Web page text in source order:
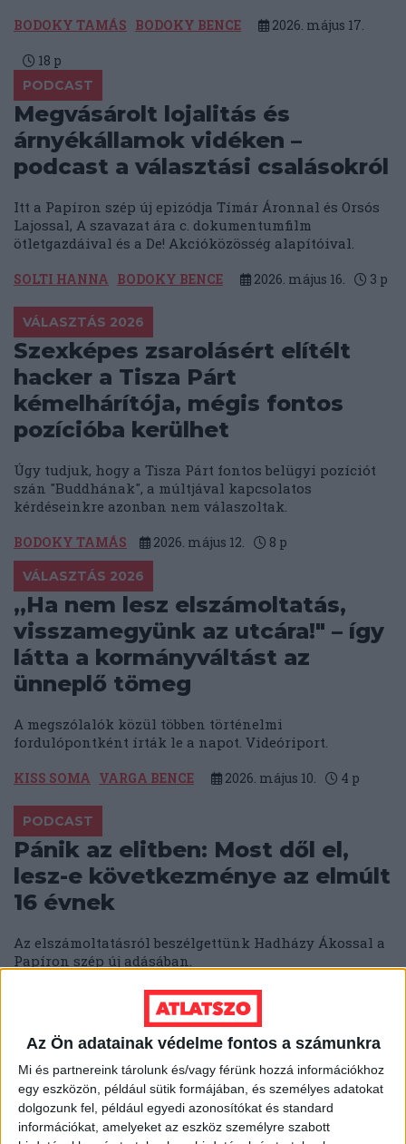
Az Ön adatainak védelme fontos a számunkra
Mi és partnereink tárolunk és/vagy férünk hozzá információkhoz
egy eszközön, például sütik formájában, és személyes adatokat
dolgozunk fel, például egyedi azonosítókat és standard
információkat, amelyeket az eszköz személyre szabott
BODOKY TAMÁS BODOKY BENCE 2026. május 17.
18 p
PODCAST
Megvásárolt lojalitás és
árnyékállamok vidéken –
podcast a választási csalásokról
Itt a Papíron szép új epizódja Tímár Áronnal és Orsós
Lajossal, A szavazat ára c. dokumentumfilm
ötletgazdáival és a De! Akcióközösség alapítóival.
SOLTI HANNA BODOKY BENCE 2026. május 16. 3 p
VÁLASZTÁS 2026
Szexképes zsarolásért elítélt
hacker a Tisza Párt
kémelhárítója, mégis fontos
pozícióba kerülhet
Úgy tudjuk, hogy a Tisza Párt fontos belügyi pozíciót
szán "Buddhának", a múltjával kapcsolatos
kérdéseinkre azonban nem válaszoltak.
BODOKY TAMÁS 2026. május 12. 8 p
VÁLASZTÁS 2026
„Ha nem lesz elszámoltatás,
visszamegyünk az utcára!" – így
látta a kormányváltást az
ünneplő tömeg
A megszólalók közül többen történelmi
fordulópontként írták le a napot. Videóriport.
KISS SOMA VARGA BENCE 2026. május 10. 4 p
PODCAST
Pánik az elitben: Most dől el,
lesz-e következménye az elmúlt
16 évnek
Az elszámoltatásról beszélgettünk Hadházy Ákossal a
Papíron szép új adásában.
KATUS ESZTER BODOKY BENCE
2026. május 9. 2p
AZ ELMÚLT 16 ÉV
„Most már lehet beszélni” – a
stadionokon kívül is bevetette a